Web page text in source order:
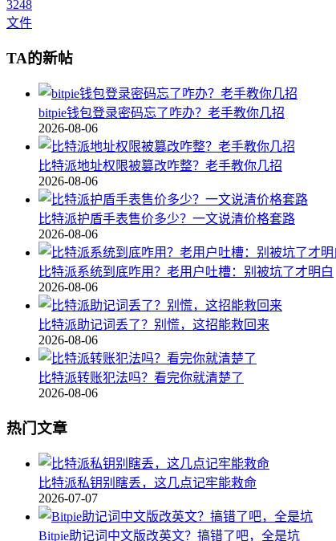
3248
文件
TA的新帖
bitpie钱包登录密码忘了咋办？老手教你几招
2026-08-06
比特派地址权限被篡改咋整？老手教你几招
2026-08-06
比特派护盾手表售价多少？一文说清价格套路
2026-08-06
比特派系统到底咋用？老用户吐槽：别被坑了才明白
2026-08-06
比特派助记词丢了？别慌，这招能救回来
2026-08-06
比特派转账犯法吗？看完你就清楚了
2026-08-06
热门文章
比特派私钥别瞎丢，这几点记牢能救命
2026-07-07
Bitpie助记词中文版改英文？搞错了吧，全是坑